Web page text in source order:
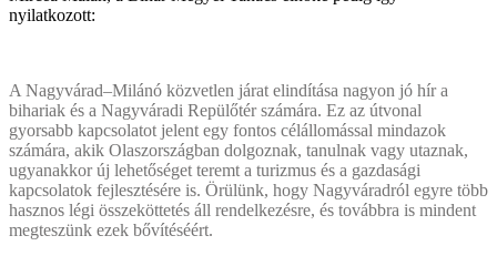
nyilatkozott:
A Nagyvárad–Milánó közvetlen járat elindítása nagyon jó hír a
bihariak és a Nagyváradi Repülőtér számára. Ez az útvonal
gyorsabb kapcsolatot jelent egy fontos célállomással mindazok
számára, akik Olaszországban dolgoznak, tanulnak vagy utaznak,
ugyanakkor új lehetőséget teremt a turizmus és a gazdasági
kapcsolatok fejlesztésére is. Örülünk, hogy Nagyváradról egyre több
hasznos légi összeköttetés áll rendelkezésre, és továbbra is mindent
megteszünk ezek bővítéséért.